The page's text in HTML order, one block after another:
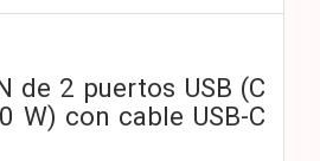
de 2 puertos USB (C
W) con cable USB-C